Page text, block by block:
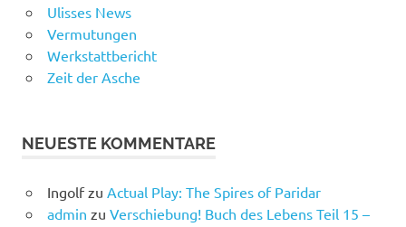
Ulisses News
Vermutungen
Werkstattbericht
Zeit der Asche
NEUESTE KOMMENTARE
Ingolfzu Actual Play: The Spires of Paridar
admin zu Verschiebung! Buch des Lebens Teil 15 –